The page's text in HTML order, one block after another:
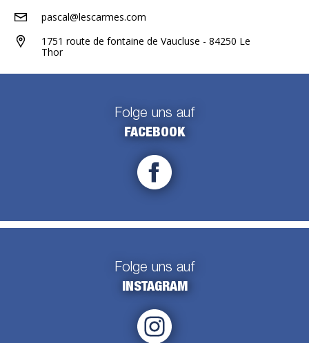
pascal@lescarmes.com
1751 route de fontaine de Vaucluse - 84250 Le
Thor
Folge uns auf
FACEBOOK
Folge uns auf
INSTAGRAM